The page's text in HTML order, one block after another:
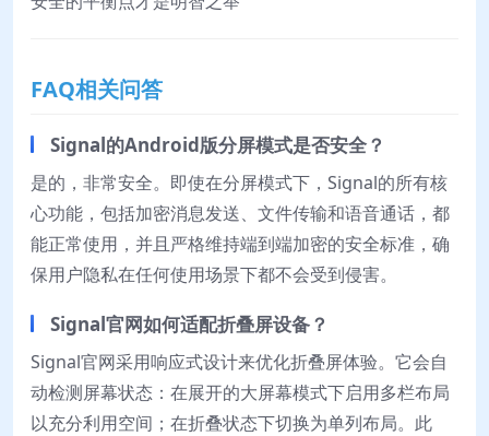
FAQ相关问答
Signal的Android版分屏模式是否安全？
是的，非常安全。即使在分屏模式下，Signal的所有核
心功能，包括加密消息发送、文件传输和语音通话，都
能正常使用，并且严格维持端到端加密的安全标准，确
保用户隐私在任何使用场景下都不会受到侵害。
Signal官网如何适配折叠屏设备？
Signal官网采用响应式设计来优化折叠屏体验。它会自
动检测屏幕状态：在展开的大屏幕模式下启用多栏布局
以充分利用空间；在折叠状态下切换为单列布局。此